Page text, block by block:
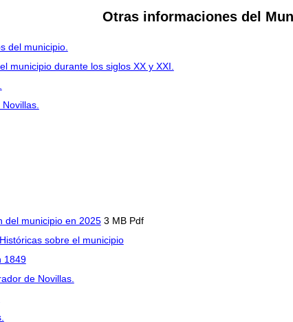
Otras informaciones del
del municipio.
municipio durante los siglos XX y XXI.
del municipio en 20253 MB Pdf
sobre el municipio
1849
de Novillas.